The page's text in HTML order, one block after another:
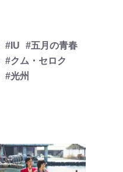
#IU
#五月の青春
#クム・セロク
#光州